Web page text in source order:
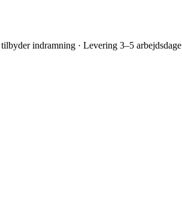
indramning · Levering 3–5 arbejdsdage